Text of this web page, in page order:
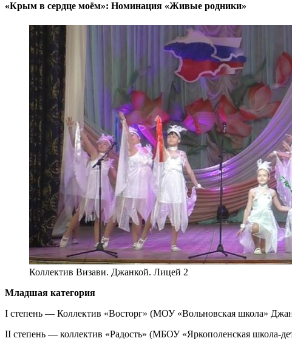
«Крым в сердце моём»: Номинация «Живые родники»
Коллектив Визави. Джанкой. Лицей 2
Младшая категория
I степень — Коллектив «Восторг» (МОУ «Вольновская школа»
II степень — коллектив «Радость» (МБОУ «Яркополенская школа-